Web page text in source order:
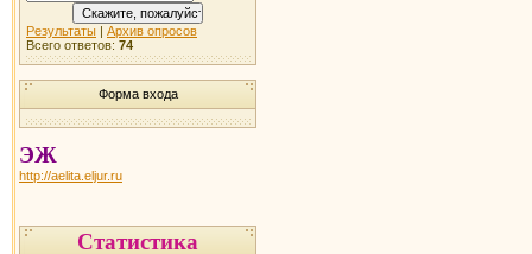
Результаты | Архив опросов
Всего ответов: 74
Форма входа
ЭЖ
http://aelita.eljur.ru
Статистика